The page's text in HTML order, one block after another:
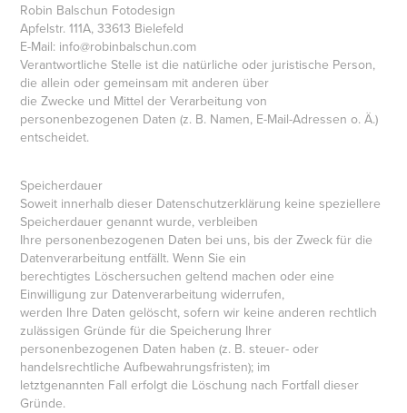
Robin Balschun Fotodesign
Apfelstr. 111A, 33613 Bielefeld
E-Mail: info@robinbalschun.com
Verantwortliche Stelle ist die natürliche oder juristische Person,
die allein oder gemeinsam mit anderen über
die Zwecke und Mittel der Verarbeitung von
personenbezogenen Daten (z. B. Namen, E-Mail-Adressen o. Ä.)
entscheidet.
Speicherdauer
Soweit innerhalb dieser Datenschutzerklärung keine speziellere
Speicherdauer genannt wurde, verbleiben
Ihre personenbezogenen Daten bei uns, bis der Zweck für die
Datenverarbeitung entfällt. Wenn Sie ein
berechtigtes Löschersuchen geltend machen oder eine
Einwilligung zur Datenverarbeitung widerrufen,
werden Ihre Daten gelöscht, sofern wir keine anderen rechtlich
zulässigen Gründe für die Speicherung Ihrer
personenbezogenen Daten haben (z. B. steuer- oder
handelsrechtliche Aufbewahrungsfristen); im
letztgenannten Fall erfolgt die Löschung nach Fortfall dieser
Gründe.